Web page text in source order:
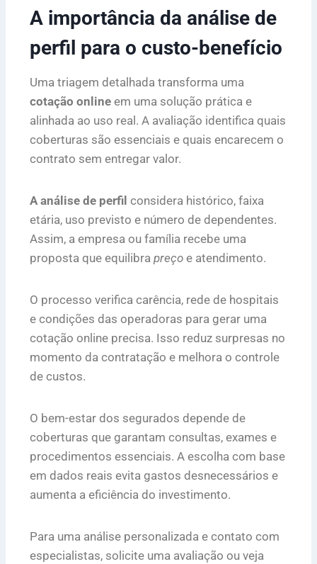
A importância da análise de
perfil para o custo-benefício
Uma triagem detalhada transforma uma
cotação online em uma solução prática e
alinhada ao uso real. A avaliação identifica quais
coberturas são essenciais e quais encarecem o
contrato sem entregar valor.
A análise de perfil considera histórico, faixa
etária, uso previsto e número de dependentes.
Assim, a empresa ou família recebe uma
proposta que equilibra preço e atendimento.
O processo verifica carência, rede de hospitais
e condições das operadoras para gerar uma
cotação online precisa. Isso reduz surpresas no
momento da contratação e melhora o controle
de custos.
O bem-estar dos segurados depende de
coberturas que garantam consultas, exames e
procedimentos essenciais. A escolha com base
em dados reais evita gastos desnecessários e
aumenta a eficiência do investimento.
Para uma análise personalizada e contato com
especialistas, solicite uma avaliação ou veja